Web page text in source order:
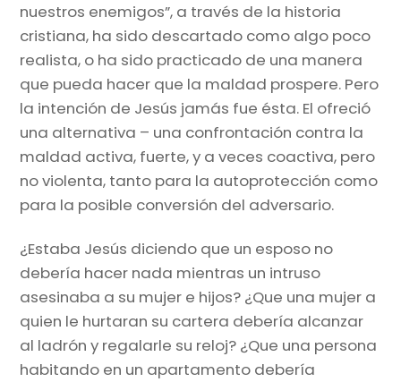
nuestros enemigos”, a través de la historia
cristiana, ha sido descartado como algo poco
realista, o ha sido practicado de una manera
que pueda hacer que la maldad prospere. Pero
la intención de Jesús jamás fue ésta. El ofreció
una alternativa – una confrontación contra la
maldad activa, fuerte, y a veces coactiva, pero
no violenta, tanto para la autoprotección como
para la posible conversión del adversario.
¿Estaba Jesús diciendo que un esposo no
debería hacer nada mientras un intruso
asesinaba a su mujer e hijos? ¿Que una mujer a
quien le hurtaran su cartera debería alcanzar
al ladrón y regalarle su reloj? ¿Que una persona
habitando en un apartamento debería